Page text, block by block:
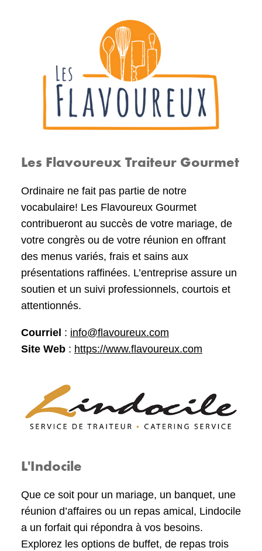
Les Flavoureux Traiteur Gourmet
Ordinaire ne fait pas partie de notre
vocabulaire! Les Flavoureux Gourmet
contribueront au succès de votre mariage, de
votre congrès ou de votre réunion en offrant
des menus variés, frais et sains aux
présentations raffinées. L’entreprise assure un
soutien et un suivi professionnels, courtois et
attentionnés.
Courriel : info@flavoureux.com
Site Web : https://www.flavoureux.com
L'Indocile
Que ce soit pour un mariage, un banquet, une
réunion d’affaires ou un repas amical, Lindocile
a un forfait qui répondra à vos besoins.
Explorez les options de buffet, de repas trois